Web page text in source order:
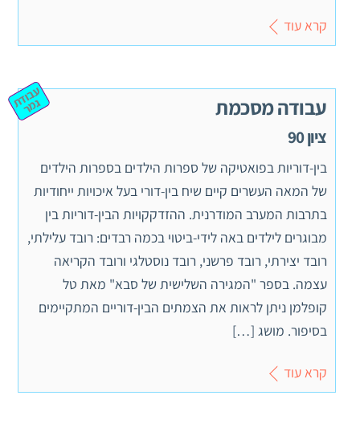
קרא עוד
עבודה מסכמת
ציון 90
ע
ב
וד
ת ג
מ
ר
בין-דוריות בפואטיקה של ספרות הילדים בספרות הילדים
של המאה העשרים קיים שיח בין-דורי בעל איכויות ייחודיות
בתרבות המערב המודרנית. ההזדקקויות הבין-דוריות בין
מבוגרים לילדים באה לידי-ביטוי בכמה רבדים: רובד עלילתי,
רובד יצירתי, רובד פרשני, רובד נוסטלגי ורובד הקריאה
עצמה. בספר "המגירה השלישית של סבא" מאת טל
קופלמן ניתן לראות את הצמתים הבין-דוריים המתקיימים
בסיפור. מושג […]
קרא עוד